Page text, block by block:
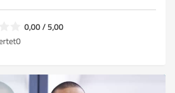
0,00 / 5,00
0